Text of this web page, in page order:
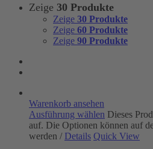
Zeige 30 Produkte
Zeige 30 Produkte
Zeige 60 Produkte
Zeige 90 Produkte
Warenkorb ansehen
Ausführung wählen Dieses
auf. Die Optionen können auf
werden / Details Quick View